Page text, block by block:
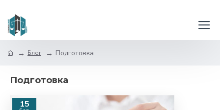
Блог Подготовка
Подготовка
15